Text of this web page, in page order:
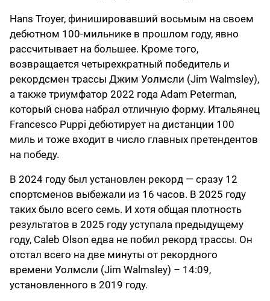
Hans Troyer, финишировавший восьмым на своем
дебютном 100-мильнике в прошлом году, явно
рассчитывает на большее. Кроме того,
возвращается четырехкратный победитель и
рекордсмен трассы Джим Уолмсли (Jim Walmsley),
а также триумфатор 2022 года Adam Peterman,
который снова набрал отличную форму. Итальянец
Francesco Puppi дебютирует на дистанции 100
миль и тоже входит в число главных претендентов
на победу.
В 2024 году был установлен рекорд — сразу 12
спортсменов выбежали из 16 часов. В 2025 году
таких было всего семь. И хотя общая плотность
результатов в 2025 году уступала предыдущему
году, Caleb Olson едва не побил рекорд трассы. Он
отстал всего на две минуты от рекордного
времени Уолмсли (Jim Walmsley) – 14:09,
установленного в 2019 году.